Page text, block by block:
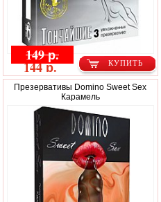
КУПИТЬ
149 р.
144 р.
Презервативы Domino Sweet Sex
Карамель